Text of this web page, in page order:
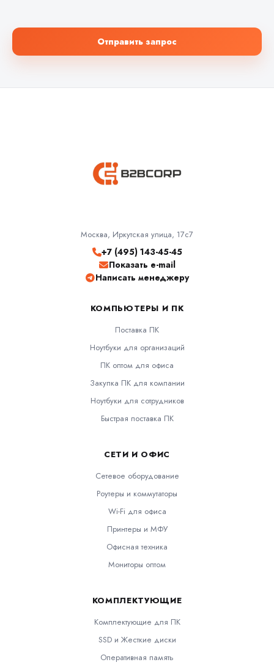
Отправить запрос
Москва, Иркутская улица, 17с7
+7 (495) 143-45-45
Показать e-mail
Написать менеджеру
КОМПЬЮТЕРЫ И ПК
Поставка ПК
Ноутбуки для организаций
ПК оптом для офиса
Закупка ПК для компании
Ноутбуки для сотрудников
Быстрая поставка ПК
СЕТИ И ОФИС
Сетевое оборудование
Роутеры и коммутаторы
Wi-Fi для офиса
Принтеры и МФУ
Офисная техника
Мониторы оптом
КОМПЛЕКТУЮЩИЕ
Комплектующие для ПК
SSD и Жесткие диски
Оперативная память